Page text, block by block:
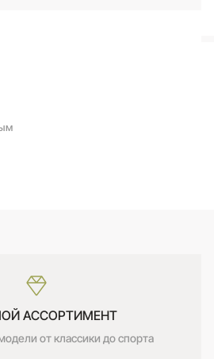
АССОРТИМЕНТ
от классики до спорта